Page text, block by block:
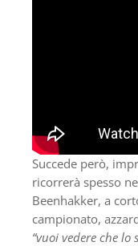
Succede però,
ricorrerà spesso
Beenhakker, a
campionato,
“vuoi vedere che